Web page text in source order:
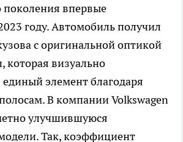
поколения впервые
году. Автомобиль получил
с оригинальной оптикой
которая визуально
единый элемент благодаря
В компании Volkswagen
улучшившуюся
Так, коэффициент